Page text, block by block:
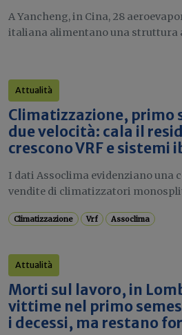
A Yancheng, in Cina, 28
italiana alimentano una struttura
Attualità
Climatizzazione, primo
due velocità: cala il
crescono VRF e sistemi
I dati Assoclima evidenziano una
vendite di climatizzatori
Climatizzazione Vrf Assoclima
Attualità
Morti sul lavoro, in
vittime nel primo
i decessi, ma restano